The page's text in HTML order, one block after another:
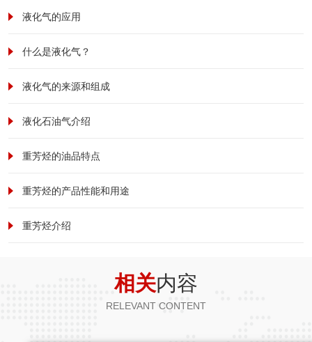
液化气的应用
什么是液化气？
液化气的来源和组成
液化石油气介绍
重芳烃的油品特点
重芳烃的产品性能和用途
重芳烃介绍
相关内容
RELEVANT CONTENT